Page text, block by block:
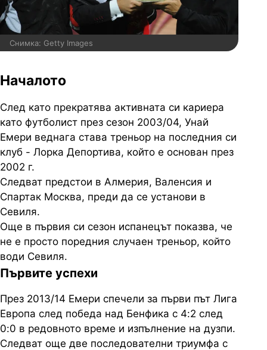
Снимка: Getty Images
Началото
След като прекратява активната си кариера
като футболист през сезон 2003/04, Унай
Емери веднага става треньор на последния си
клуб - Лорка Депортива, който е основан през
2002 г.
Следват предстои в Алмерия, Валенсия и
Спартак Москва, преди да се установи в
Севиля.
Още в първия си сезон испанецът показва, че
не е просто поредния случаен треньор, който
води Севиля.
Първите успехи
През 2013/14 Емери спечели за първи път Лига
Европа след победа над Бенфика с 4:2 след
0:0 в редовното време и изпълнение на дузпи.
Следват още две последователни триумфа с